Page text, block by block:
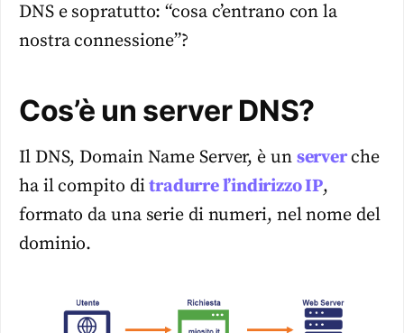
DNS e sopratutto: “cosa c’entrano con la
nostra connessione”?
Cos’è un server DNS?
Il DNS, Domain Name Server, è un serverche
ha il compito ditradurre l’indirizzo IP,
formato da una serie di numeri, nel nome del
dominio.